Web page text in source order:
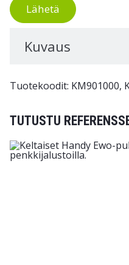
Lähetä
Kuvaus
Tuotekoodit: KM901000,
TUTUSTU